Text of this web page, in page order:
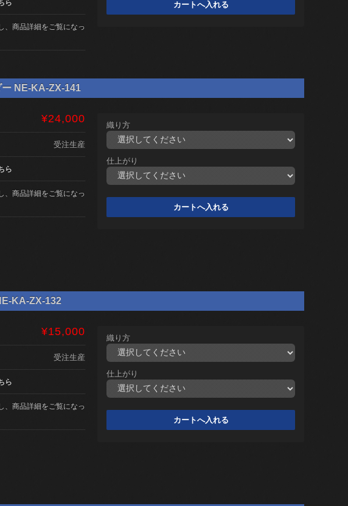
ら
、商品詳細をご覧になっ
ー NE-KA-ZX-141
¥24,000
受注生産
ら
、商品詳細をご覧になっ
織り方
仕上がり
KA-ZX-132
¥15,000
受注生産
ら
、商品詳細をご覧になっ
織り方
仕上がり